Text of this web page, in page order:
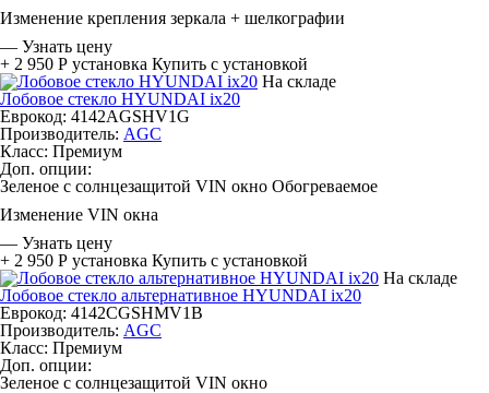
Изменение крепления зеркала + шелкографии
— Узнать цену
+ 2 950 Р установка Купить с установкой
На складе
Лобовое стекло HYUNDAI ix20
Еврокод: 4142AGSHV1G
Производитель: AGC
Класс: Премиум
Доп. опции:
Зеленое с солнцезащитой VIN окно Обогреваемое
Изменение VIN окна
— Узнать цену
+ 2 950 Р установка Купить с установкой
На складе
Лобовое стекло альтернативное HYUNDAI ix20
Еврокод: 4142CGSHMV1B
Производитель: AGC
Класс: Премиум
Доп. опции:
Зеленое с солнцезащитой VIN окно